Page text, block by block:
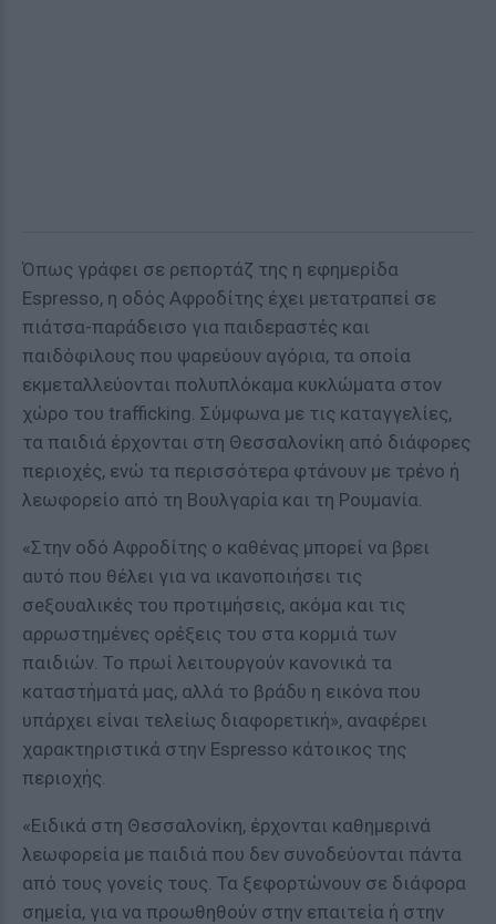
Όπως γράφει σε ρεπορτάζ της η εφημερίδα
Espresso, η οδός Αφροδίτης έχει μετατραπεί σε
πιάτσα-παράδεισο για παιδεpαστές και
παιδόφιλους που ψαρεύουν αγόρια, τα οποία
εκμεταλλεύονται πολυπλόκαμα κυκλώματα στον
χώρο του trafficking. Σύμφωνα με τις καταγγελίες,
τα παιδιά έρχονται στη Θεσσαλονίκη από διάφορες
περιοχές, ενώ τα περισσότερα φτάνουν με τρένο ή
λεωφορείο από τη Βουλγαρία και τη Ρουμανία.
«Στην οδό Αφροδίτης ο καθένας μπορεί να βρει
αυτό που θέλει για να ικανοποιήσει τις
σeξουαλικές του προτιμήσεις, ακόμα και τις
αρρωστημένες ορέξεις του στα κορμιά των
παιδιών. Το πρωί λειτουργούν κανονικά τα
καταστήματά μας, αλλά το βράδυ η εικόνα που
υπάρχει είναι τελείως διαφορετική», αναφέρει
χαρακτηριστικά στην Espresso κάτοικος της
περιοχής.
«Ειδικά στη Θεσσαλονίκη, έρχονται καθημερινά
λεωφορεία με παιδιά που δεν συνοδεύονται πάντα
από τους γονείς τους. Τα ξεφορτώνουν σε διάφορα
σημεία, για να προωθηθούν στην επαιτεία ή στην